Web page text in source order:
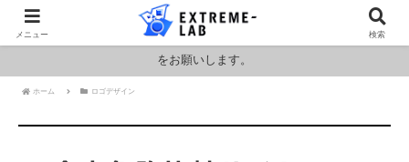
ロシア・ウクライナおよびアメリカ・イランの情勢により燃料および原料
価格が高騰しております。HPの金額と料金が異なりますのでお見積もり
をお願いします。
ホーム ロゴデザイン
メニュー 検索